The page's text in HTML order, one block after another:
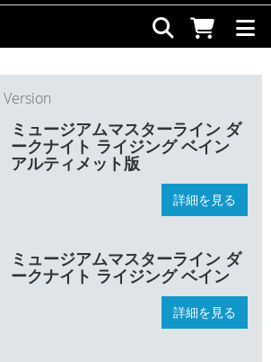
ミュージアムマスターライン ダ
ークナイト ライジング ベイン
アルティメット版
詳細を見る
ミュージアムマスターライン ダ
ークナイト ライジング ベイン
詳細を見る